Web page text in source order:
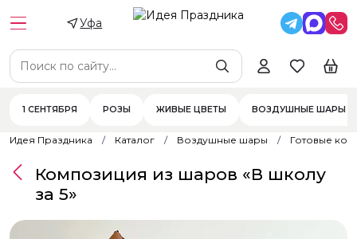
Уфа
1 СЕНТЯБРЯ РОЗЫ ЖИВЫЕ ЦВЕТЫ ВОЗДУШНЫЕ ШАРЫ
Идея Праздника Каталог Воздушные шары Готовые
Композиция из шаров «В школу
за 5»